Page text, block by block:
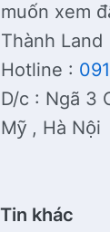
muốn xem
Thành Land
Hotline :
D/c : Ngã 3
Mỹ , Hà Nội
Tin khác